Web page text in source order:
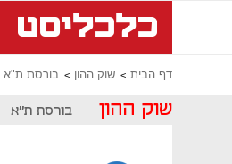
דף הבית שוק ההון בורסת ת"א
שוק ההון בורסת ת"א